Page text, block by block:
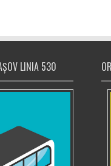
LINIA 530